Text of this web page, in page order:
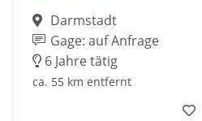
Darmstadt
Gage: auf Anfrage
6 Jahre tätig
ca. 55 km entfernt